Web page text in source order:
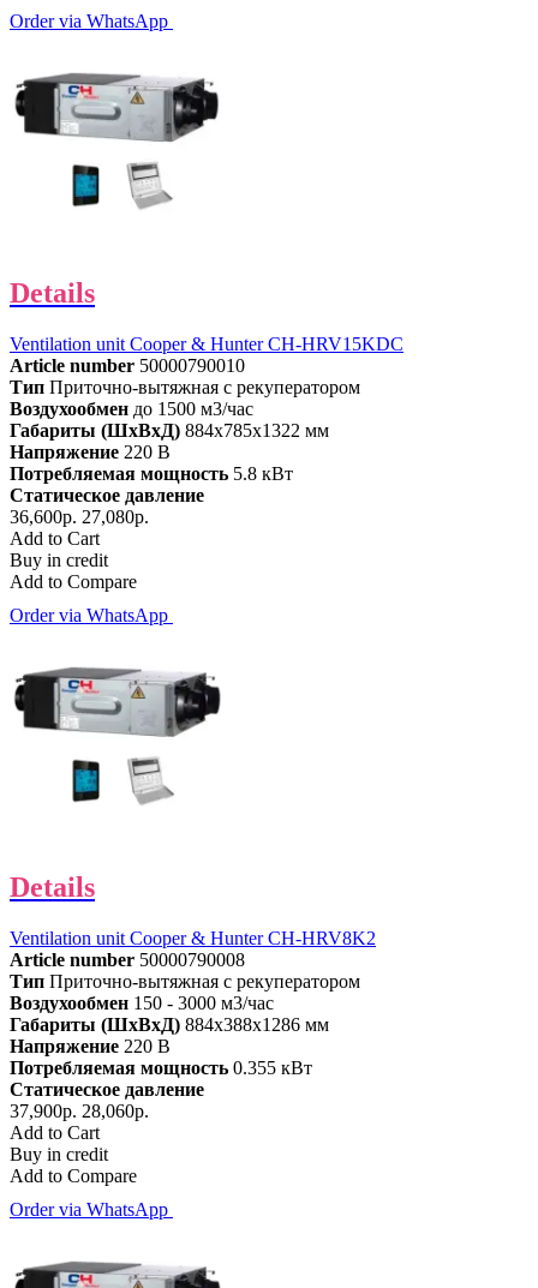
Order via WhatsApp
Details
Ventilation unit Cooper & Hunter CH-HRV15KDC
Article number 50000790010
Тип Приточно-вытяжная с рекуператором
Воздухообмен до 1500 м3/час
Габариты (ШхВхД) 884x785x1322 мм
Напряжение 220 В
Потребляемая мощность 5.8 кВт
Статическое давление
36,600р. 27,080р.
Add to Cart
Buy in credit
Add to Compare
Order via WhatsApp
Details
Ventilation unit Cooper & Hunter CH-HRV8K2
Article number 50000790008
Тип Приточно-вытяжная с рекуператором
Воздухообмен 150 - 3000 м3/час
Габариты (ШхВхД) 884x388x1286 мм
Напряжение 220 В
Потребляемая мощность 0.355 кВт
Статическое давление
37,900р. 28,060р.
Add to Cart
Buy in credit
Add to Compare
Order via WhatsApp